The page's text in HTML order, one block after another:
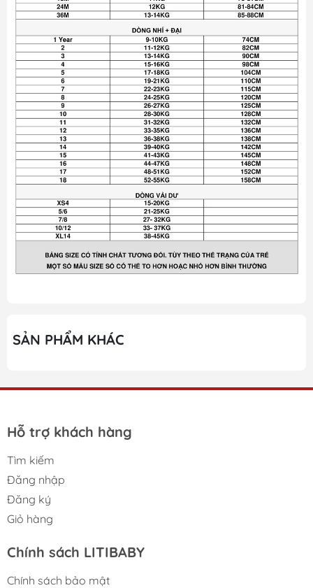
SẢN PHẨM KHÁC
Hỗ trợ khách hàng
Tìm kiếm
Đăng nhập
Đăng ký
Giỏ hàng
Chính sách LITIBABY
Chính sách bảo mật